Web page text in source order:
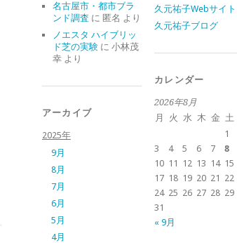
名古屋市・都市ブラ
ンド調査 に 匿名 より
ノエスタ ハイブリッ
ド芝の実験に 小林茂
幸より
アーカイブ
2025年
9月
8月
7月
6月
5月
4月
久元祐子Webサイト
久元祐子ブログ
カレンダー
2026年8月
月
火 水 木 金 土
1
3
4 5 6 7 8
10 11 12 13 14 15
17 18 19 20 21 22
24 25 26 27 28 29
31
« 9月